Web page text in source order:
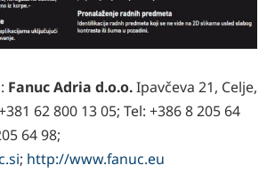
Fanuc Adria d.o.o.Ipavčeva 21, Celje,
62 800 13 05; Tel: +386 8 205 64
64 98;
; http://www.fanuc.eu